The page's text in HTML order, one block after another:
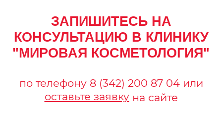
ЗАПИШИТЕСЬ НА
КОНСУЛЬТАЦИЮ В КЛИНИКУ
"МИРОВАЯ КОСМЕТОЛОГИЯ"
по телефону 8 (342) 200 87 04или
оставьте заявкуна сайте